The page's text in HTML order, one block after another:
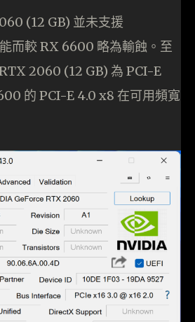
(12 GB) 並未支援
而較 RX 6600 略為輸蝕。至
2060 (12 GB) 為 PCI-E
的 PCI-E 4.0 x8 在可用頻寬